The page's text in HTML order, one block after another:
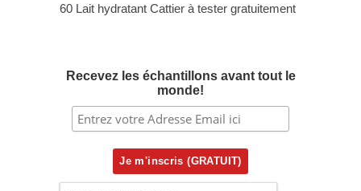
60 Lait hydratant Cattier à tester gratuitement
Recevez les échantillons avant tout le
monde!